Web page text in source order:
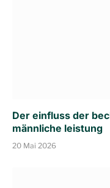
Der einfluss der
männliche leistung
20 Mai 2026